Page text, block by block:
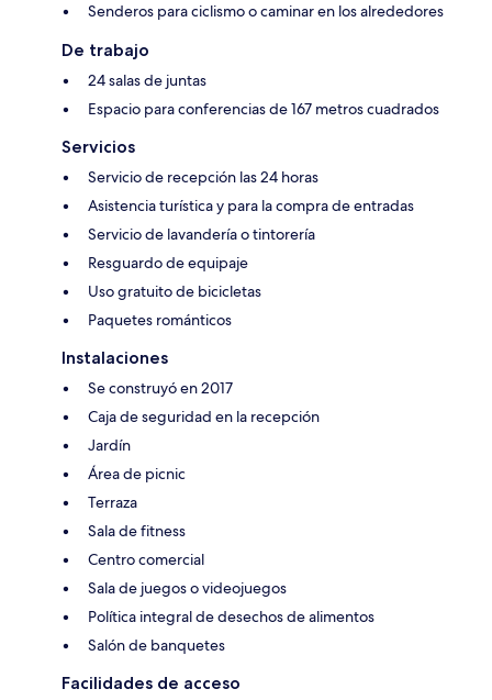
Senderos para ciclismo o caminar en los alrededores
De trabajo
24 salas de juntas
Espacio para conferencias de 167 metros cuadrados
Servicios
Servicio de recepción las 24 horas
Asistencia turística y para la compra de entradas
Servicio de lavandería o tintorería
Resguardo de equipaje
Uso gratuito de bicicletas
Paquetes románticos
Instalaciones
Se construyó en 2017
Caja de seguridad en la recepción
Jardín
Área de picnic
Terraza
Sala de fitness
Centro comercial
Sala de juegos o videojuegos
Política integral de desechos de alimentos
Salón de banquetes
Facilidades de acceso